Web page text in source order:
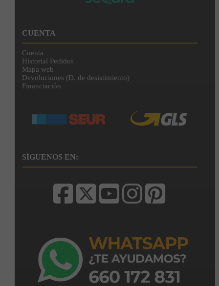
CUENTA
Cuenta
Historial Pedidos
Mapa web
Devoluciones (D. de desistimiento)
Financiación
SÍGUENOS EN: